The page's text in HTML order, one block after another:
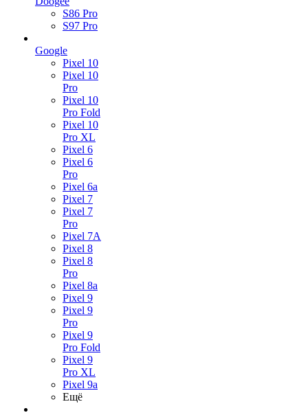
S86 Pro
S97 Pro
Google
Pixel 10
Pixel 10
Pro
Pixel 10
Pro Fold
Pixel 10
Pro XL
Pixel 6
Pixel 6
Pro
Pixel 6a
Pixel 7
Pixel 7
Pro
Pixel 7A
Pixel 8
Pixel 8
Pro
Pixel 8a
Pixel 9
Pixel 9
Pro
Pixel 9
Pro Fold
Pixel 9
Pro XL
Pixel 9a
Ещё